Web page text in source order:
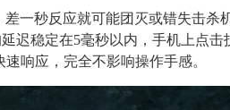
一秒反应就可能团灭或错失击
迟稳定在5毫秒以内，手机上点
响应，完全不影响操作手感。